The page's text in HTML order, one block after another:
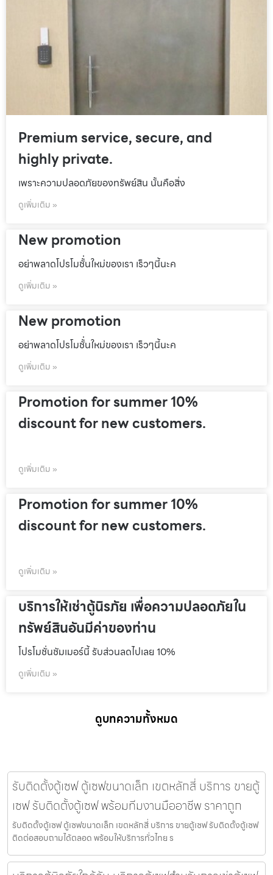
Premium service, secure, and
highly private.
เพราะความปลอดภัยของทรัพย์สิน นั้นคือสิ่ง
ดูเพิ่มเติม »
New promotion
อย่าพลาดโปรโมชั้่นใหม่ของเรา เร็วๆนี้นะค
ดูเพิ่มเติม »
New promotion
อย่าพลาดโปรโมชั้่นใหม่ของเรา เร็วๆนี้นะค
ดูเพิ่มเติม »
Promotion for summer 10%
discount for new customers.
ดูเพิ่มเติม »
Promotion for summer 10%
discount for new customers.
ดูเพิ่มเติม »
บริการให้เช่าตู้นิรภัย เพื่อความปลอดภัยใน
ทรัพย์สินอันมีค่าของท่าน
โปรโมชั่นชัมเมอร์นี้ รับส่วนลดไปเลย 10%
ดูเพิ่มเติม »
ดูบทความทั้งหมด
รับติดตั้งตู้เซฟ ตู้เซฟขนาดเล็ก เขตหลักสี่ บริการ ขายตู้
เซฟ รับติดตั้งตู้เซฟ พร้อมทีมงานมืออาชีพ ราคาถูก
รับติดตั้งตู้เซฟ ตู้เซฟขนาดเล็ก เขตหลักสี่ บริการ ขายตู้เซฟ รับติดตั้งตู้เซฟ
ติดต่อสอบถามได้ตลอด พร้อมให้บริการทั่วไทย ร